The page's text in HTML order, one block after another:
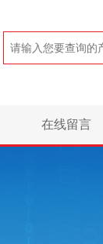
在线留言